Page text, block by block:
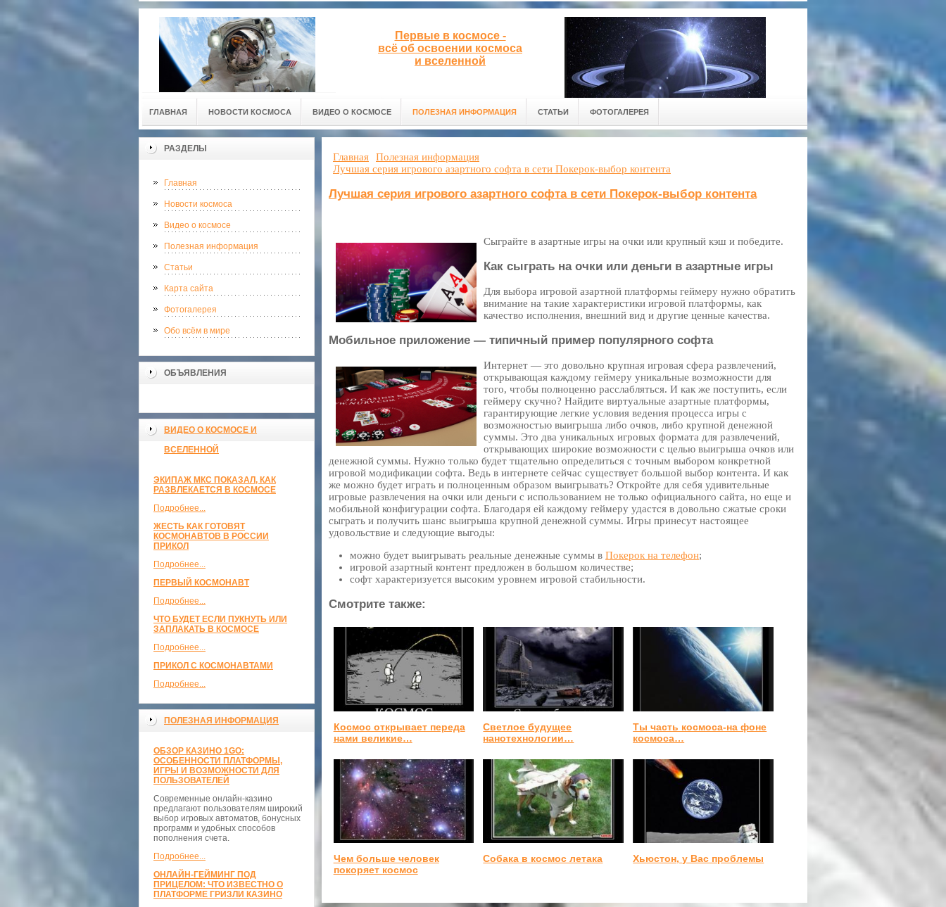
Первые в космосе -
всё об освоении космоса
и вселенной
ГЛАВНАЯ НОВОСТИ КОСМОСА ВИДЕО О КОСМОСЕ ПОЛЕЗНАЯ ИНФОРМАЦИЯ СТАТЬИ ФОТОГАЛЕРЕЯ
РАЗДЕЛЫ
Главная
Новости космоса
Видео о космосе
Полезная информация
Статьи
Карта сайта
Фотогалерея
Обо всём в мире
ОБЪЯВЛЕНИЯ
ВИДЕО О КОСМОСЕ И
ВСЕЛЕННОЙ
ЭКИПАЖ МКС ПОКАЗАЛ, КАК
РАЗВЛЕКАЕТСЯ В КОСМОСЕ
Подробнее...
ЖЕСТЬ КАК ГОТОВЯТ
КОСМОНАВТОВ В РОССИИ
ПРИКОЛ
Подробнее...
ПЕРВЫЙ КОСМОНАВТ
Подробнее...
ЧТО БУДЕТ ЕСЛИ ПУКНУТЬ ИЛИ
ЗАПЛАКАТЬ В КОСМОСЕ
Подробнее...
ПРИКОЛ С КОСМОНАВТАМИ
Подробнее...
ПОЛЕЗНАЯ ИНФОРМАЦИЯ
ОБЗОР КАЗИНО 1GO:
ОСОБЕННОСТИ ПЛАТФОРМЫ,
ИГРЫ И ВОЗМОЖНОСТИ ДЛЯ
ПОЛЬЗОВАТЕЛЕЙ
Современные онлайн-казино
предлагают пользователям широкий
выбор игровых автоматов, бонусных
программ и удобных способов
пополнения счета.
Подробнее...
ОНЛАЙН-ГЕЙМИНГ ПОД
ПРИЦЕЛОМ: ЧТО ИЗВЕСТНО О
ПЛАТФОРМЕ ГРИЗЛИ КАЗИНО
Главная
Полезная информация
Лучшая серия игрового азартного софта в сети Покерок-выбор контента
Лучшая серия игрового азартного софта в сети Покерок-выбор контента
Сыграйте в азартные игры на очки или крупный кэш и победите.
Как сыграть на очки или деньги в азартные игры
Для выбора игровой азартной платформы геймеру нужно обратить
внимание на такие характеристики игровой платформы, как
качество исполнения, внешний вид и другие ценные качества.
Мобильное приложение — типичный пример популярного софта
Интернет — это довольно крупная игровая сфера развлечений,
открывающая каждому геймеру уникальные возможности для
того, чтобы полноценно расслабляться. И как же поступить, если
геймеру скучно? Найдите виртуальные азартные платформы,
гарантирующие легкие условия ведения процесса игры с
возможностью выигрыша либо очков, либо крупной денежной
суммы. Это два уникальных игровых формата для развлечений,
открывающих широкие возможности с целью выигрыша очков или
денежной суммы. Нужно только будет тщательно определиться с точным выбором конкретной
игровой модификации софта. Ведь в интернете сейчас существует большой выбор контента. И как
же можно будет играть и полноценным образом выигрывать? Откройте для себя удивительные
игровые развлечения на очки или деньги с использованием не только официального сайта, но еще и
мобильной конфигурации софта. Благодаря ей каждому геймеру удастся в довольно сжатые сроки
сыграть и получить шанс выигрыша крупной денежной суммы. Игры принесут настоящее
удовольствие и следующие выгоды:
можно будет выигрывать реальные денежные суммы в Покерок на телефон;
игровой азартный контент предложен в большом количестве;
софт характеризуется высоким уровнем игровой стабильности.
Смотрите также:
Космос открывает переда
нами великие…
Светлое будущее
нанотехнологии…
Ты часть космоса-на фоне
космоса…
Чем больше человек
покоряет космос
Собака в космос летака Хьюстон, у Вас проблемы